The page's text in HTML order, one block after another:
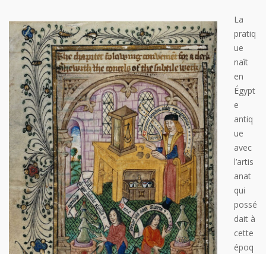
La
pratiq
ue
naît
en
Égypt
e
antiq
ue
avec
l’artis
anat
qui
possé
dait à
cette
époq